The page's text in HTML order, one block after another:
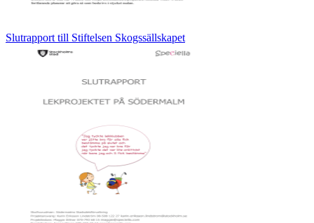
Slutrapport till Stiftelsen Skogssällskapet